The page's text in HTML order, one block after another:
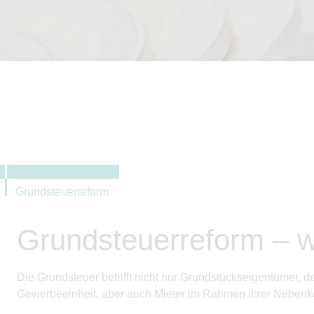
Grundsteuerreform
Grundsteuerreform –
Die Grundsteuer betrifft nicht nur Grundstückseigentümer,
Gewerbeeinheit, aber auch Mieter im Rahmen ihrer